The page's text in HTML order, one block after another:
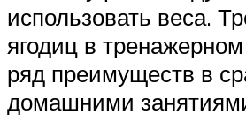
использовать веса.
ягодиц в
ряд преимуществ в
домашними